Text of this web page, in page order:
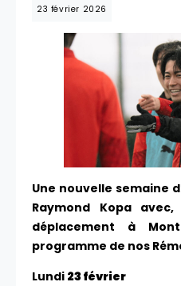
23 février 2026
Une nouvelle semaine
Raymond Kopa
déplacement à
programme de nos
Lundi 23 février